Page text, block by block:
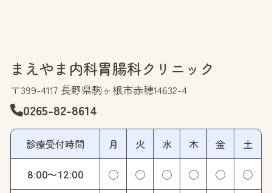
まえやま内科胃腸科クリニック
〒399-4117 長野県駒ヶ根市赤穂14632-4
0265-82-8614
診療受付時間 月 火 水 木 金 土
8:00〜12:00 ◯ ◯ ◯ ◯ ◯ ◯